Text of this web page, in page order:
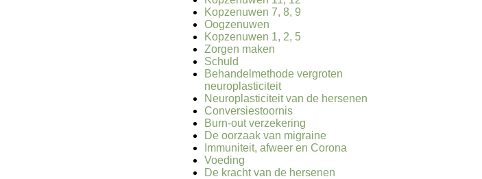
Kopzenuwen 7, 8, 9
Oogzenuwen
Kopzenuwen 1, 2, 5
Zorgen maken
Schuld
Behandelmethode vergroten
neuroplasticiteit
Neuroplasticiteit van de hersenen
Conversiestoornis
Burn-out verzekering
De oorzaak van migraine
Immuniteit, afweer en Corona
Voeding
De kracht van de hersenen